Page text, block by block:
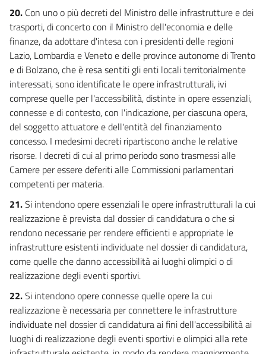
20. Con uno o più decreti del Ministro delle infrastrutture e dei
trasporti, di concerto con il Ministro dell'economia e delle
finanze, da adottare d'intesa con i presidenti delle regioni
Lazio, Lombardia e Veneto e delle province autonome di Trento
e di Bolzano, che è resa sentiti gli enti locali territorialmente
interessati, sono identificate le opere infrastrutturali, ivi
comprese quelle per l'accessibilità, distinte in opere essenziali,
connesse e di contesto, con l'indicazione, per ciascuna opera,
del soggetto attuatore e dell'entità del finanziamento
concesso. I medesimi decreti ripartiscono anche le relative
risorse. I decreti di cui al primo periodo sono trasmessi alle
Camere per essere deferiti alle Commissioni parlamentari
competenti per materia.
21.Si intendono opere essenziali le opere infrastrutturali la cui
realizzazione è prevista dal dossier di candidatura o che si
rendono necessarie per rendere efficienti e appropriate le
infrastrutture esistenti individuate nel dossier di candidatura,
come quelle che danno accessibilità ai luoghi olimpici o di
realizzazione degli eventi sportivi.
22.Si intendono opere connesse quelle opere la cui
realizzazione è necessaria per connettere le infrastrutture
individuate nel dossier di candidatura ai fini dell'accessibilità ai
luoghi di realizzazione degli eventi sportivi e olimpici alla rete